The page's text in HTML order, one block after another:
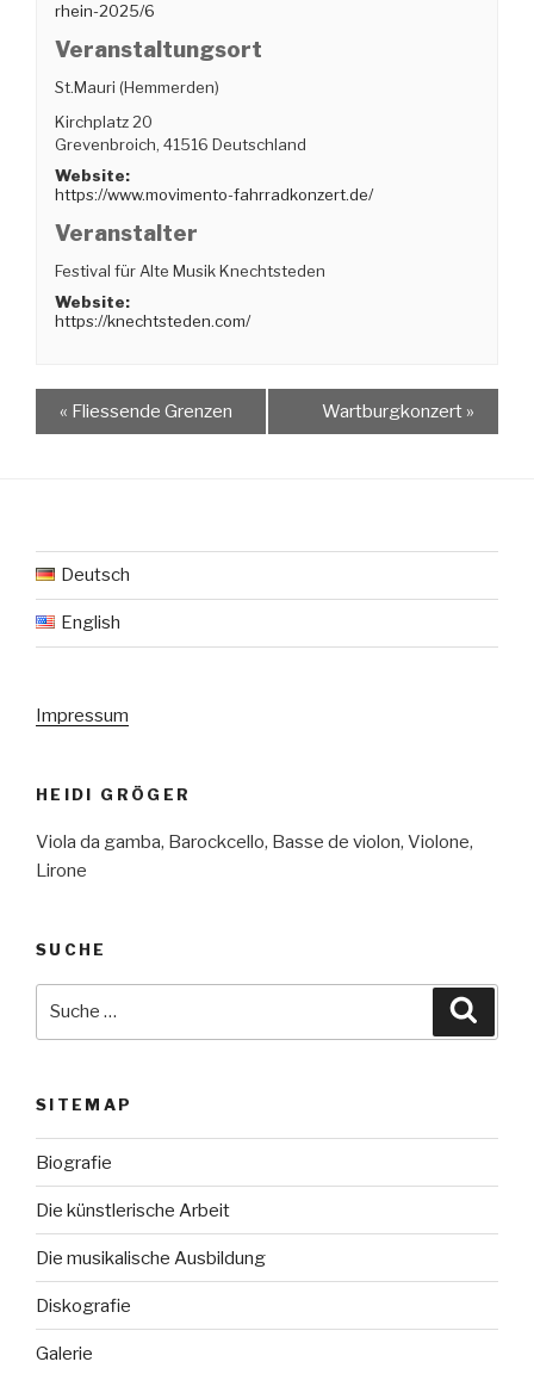
rhein-2025/6
Veranstaltungsort
St.Mauri (Hemmerden)
Kirchplatz 20
Grevenbroich, 41516 Deutschland
Website:
https://www.movimento-fahrradkonzert.de/
Veranstalter
Festival für Alte Musik Knechtsteden
Website:
https://knechtsteden.com/
« Fliessende Grenzen Wartburgkonzert »
Deutsch
English
Impressum
HEIDI GRÖGER
Viola da gamba, Barockcello, Basse de violon, Violone,
Lirone
SUCHE
SITEMAP
Biografie
Die künstlerische Arbeit
Die musikalische Ausbildung
Diskografie
Galerie